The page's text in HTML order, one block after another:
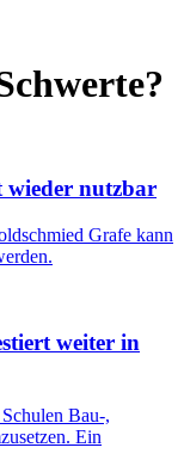
wieder nutzbar
Grafe kann
weiter in
Bau-,
Ein